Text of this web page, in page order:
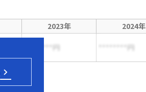
2023年 2024年
********円 ********円